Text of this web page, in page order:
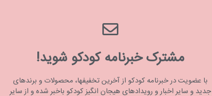
مشترک خبرنامه کودکو شوید!
با عضویت در خبرنامه کودکو از آخرین تخفیفها، محصولات و برندهای
جدید و سایر اخبار و رویدادهای هیجان انگیز کودکو باخبر شده و از سایر